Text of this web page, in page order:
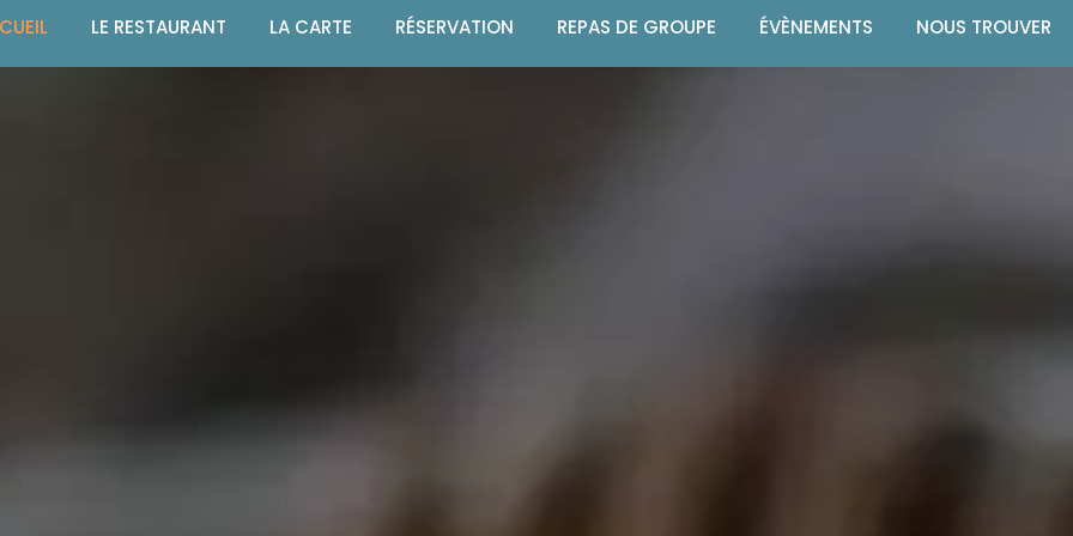
LE RESTAURANT LA CARTE RÉSERVATION REPAS DE GROUPE ÉVÈNEMENTS NOUS TROUVER